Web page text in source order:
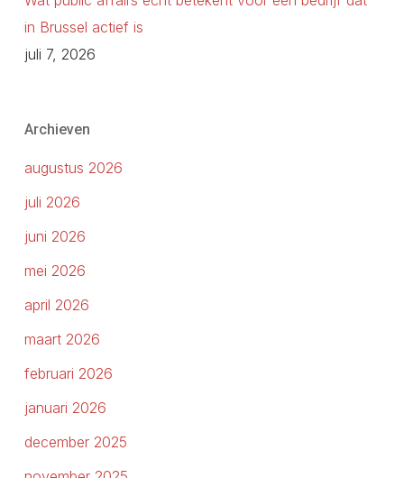
in Brussel actief is
juli 7, 2026
Archieven
augustus 2026
juli 2026
juni 2026
mei 2026
april 2026
maart 2026
februari 2026
januari 2026
december 2025